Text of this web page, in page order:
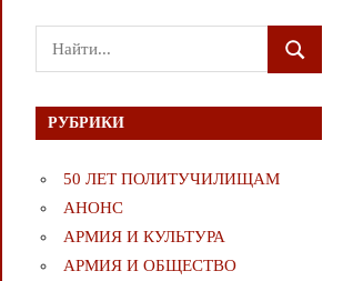
Поиск
для:
ПОИСК
РУБРИКИ
50 ЛЕТ ПОЛИТУЧИЛИЩАМ
АНОНС
АРМИЯ И КУЛЬТУРА
АРМИЯ И ОБЩЕСТВО